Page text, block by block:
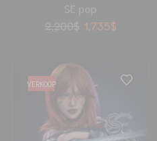
SE pop
2,200$ 1,735$
VERKOOP